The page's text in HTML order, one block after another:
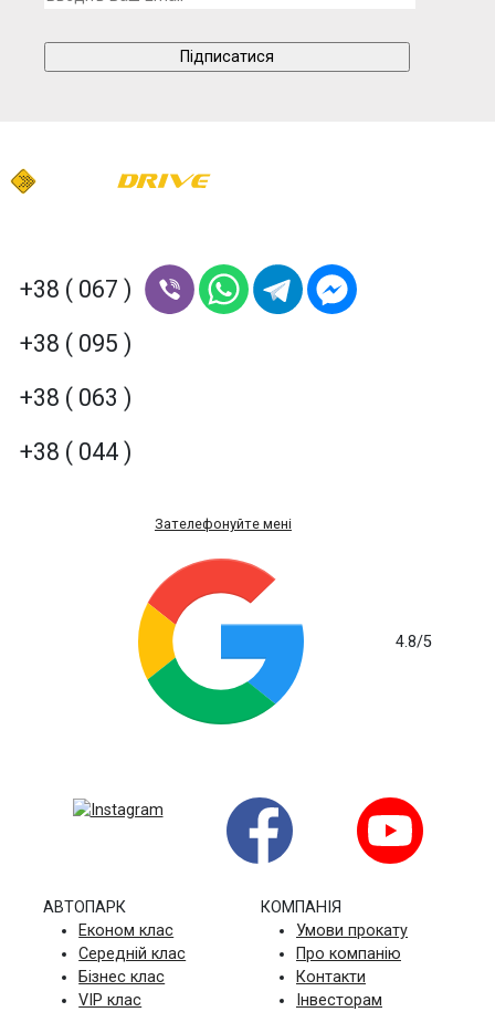
+38 ( 067 )
+38 ( 095 )
+38 ( 063 )
+38 ( 044 )
Зателефонуйте мені
4.8/5
АВТОПАРК
Економ клас
Середній клас
Бізнес клас
VIP клас
КОМПАНIЯ
Умови прокату
Про компанію
Контакти
Інвесторам